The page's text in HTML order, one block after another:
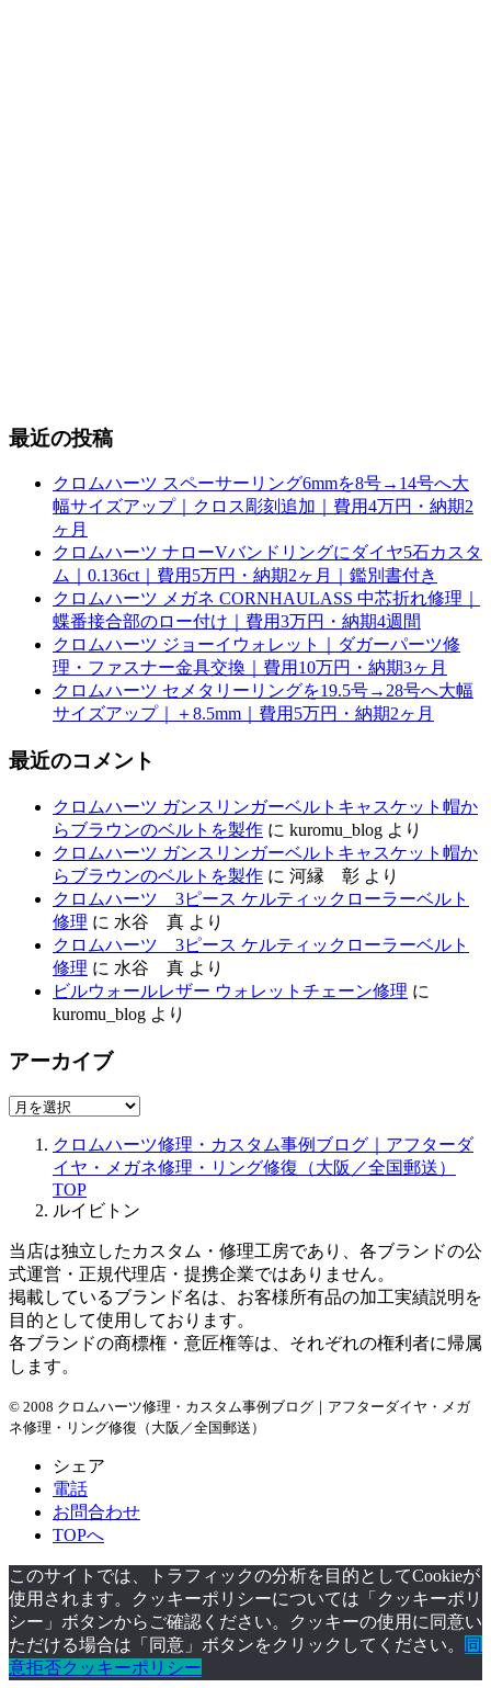
最近の投稿
クロムハーツ スペーサーリング6mmを8号→14号へ大
幅サイズアップ｜クロス彫刻追加｜費用4万円・納期2
ヶ月
クロムハーツ ナローVバンドリングにダイヤ5石カスタ
ム｜0.136ct｜費用5万円・納期2ヶ月｜鑑別書付き
クロムハーツ メガネ CORNHAULASS 中芯折れ修理｜
蝶番接合部のロー付け｜費用3万円・納期4週間
クロムハーツ ジョーイウォレット｜ダガーパーツ修
理・ファスナー金具交換｜費用10万円・納期3ヶ月
クロムハーツ セメタリーリングを19.5号→28号へ大幅
サイズアップ｜＋8.5mm｜費用5万円・納期2ヶ月
最近のコメント
クロムハーツ ガンスリンガーベルトキャスケット帽か
らブラウンのベルトを製作 に kuromu_blog より
クロムハーツ ガンスリンガーベルトキャスケット帽か
らブラウンのベルトを製作 に 河縁 彰 より
クロムハーツ 3ピース ケルティックローラーベルト
修理 に 水谷 真 より
クロムハーツ 3ピース ケルティックローラーベルト
修理 に 水谷 真 より
ビルウォールレザー ウォレットチェーン修理 に
kuromu_blog より
アーカイブ
ア
クロムハーツ修理・カスタム事例ブログ｜アフターダ
イヤ・メガネ修理・リング修復（大阪／全国郵送）
TOP
ルイビトン
当店は独立したカスタム・修理工房であり、各ブランドの公
式運営・正規代理店・提携企業ではありません。
掲載しているブランド名は、お客様所有品の加工実績説明を
目的として使用しております。
各ブランドの商標権・意匠権等は、それぞれの権利者に帰属
します。
© 2008 クロムハーツ修理・カスタム事例ブログ｜アフターダイヤ・メガ
ネ修理・リング修復（大阪／全国郵送）
シェア
電話
お問合わせ
TOPへ
このサイトでは、トラフィックの分析を目的としてCookieが
使用されます。クッキーポリシーについては「クッキーポリ
シー」ボタンからご確認ください。クッキーの使用に同意い
ただける場合は「同意」ボタンをクリックしてください。
同
意拒否クッキーポリシー